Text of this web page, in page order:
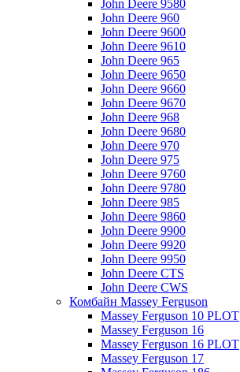
John Deere 9580
John Deere 960
John Deere 9600
John Deere 9610
John Deere 965
John Deere 9650
John Deere 9660
John Deere 9670
John Deere 968
John Deere 9680
John Deere 970
John Deere 975
John Deere 9760
John Deere 9780
John Deere 985
John Deere 9860
John Deere 9900
John Deere 9920
John Deere 9950
John Deere CTS
John Deere CWS
Комбайн Massey Ferguson
Massey Ferguson 10 PLOT
Massey Ferguson 16
Massey Ferguson 16 PLOT
Massey Ferguson 17